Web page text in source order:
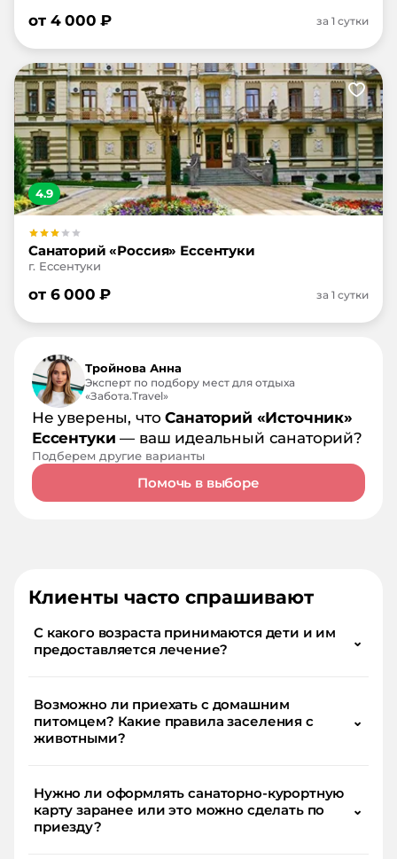
от 4 000 ₽ за 1 сутки
4.9
Санаторий «Россия» Ессентуки
г. Ессентуки
от 6 000 ₽ за 1 сутки
Тройнова Анна
Эксперт по подбору мест для отдыха
«Забота.Travel»
Не уверены, чтоСанаторий «Источник»
Ессентуки — ваш идеальный санаторий?
Подберем другие варианты
Помочь в выборе
Клиенты часто спрашивают
С какого возраста принимаются дети и им
предоставляется лечение?
⌄
Возможно ли приехать с домашним
питомцем? Какие правила заселения с
животными?
⌄
Нужно ли оформлять санаторно-курортную
карту заранее или это можно сделать по
приезду?
⌄